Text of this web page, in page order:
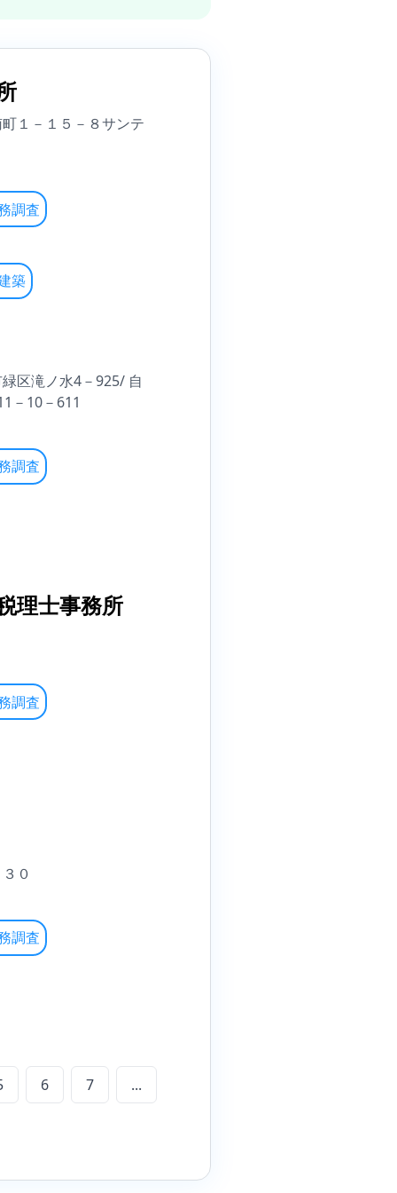
１－１５－８サンテ
調査
築
区滝ノ水4－925/ 自
－10－611
調査
理士事務所
調査
０
調査
6 7 ...